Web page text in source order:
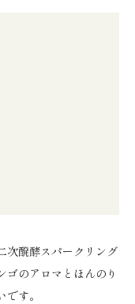
次醗酵スパークリング
ゴのアロマとほんのり
す。